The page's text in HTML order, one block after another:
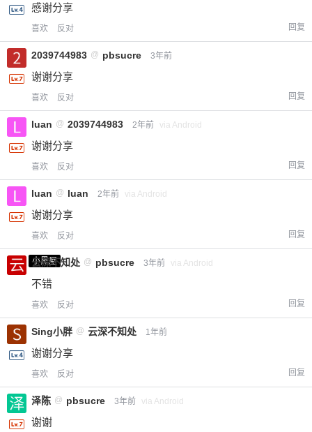
感谢分享
喜欢 反对 回复
2039744983 @ pbsucre 3年前
谢谢分享
喜欢 反对 回复
luan @ 2039744983 2年前 via Android
谢谢分享
喜欢 反对 回复
luan @ luan 2年前 via Android
谢谢分享
喜欢 反对 回复
小黑屋
云深不知处 @ pbsucre 3年前 via Android
不错
喜欢 反对 回复
Sing小胖 @ 云深不知处 1年前
谢谢分享
喜欢 反对 回复
泽陈 @ pbsucre 3年前 via Android
谢谢